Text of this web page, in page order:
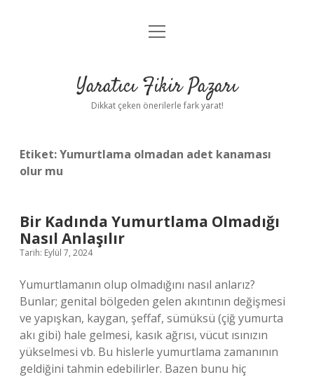
Anasayfa
Yasal Uyarı
menüyü
Yaratıcı Fikir Pazarı
Dikkat çeken önerilerle fark yarat!
Etiket:Yumurtlama olmadan adet kanaması
olur mu
Bir Kadında Yumurtlama Olmadığı
Nasıl Anlaşılır
Tarih: Eylül 7, 2024
Yumurtlamanın olup olmadığını nasıl anlarız?
Bunlar; genital bölgeden gelen akıntının değişmesi
ve yapışkan, kaygan, şeffaf, sümüksü (çiğ yumurta
akı gibi) hale gelmesi, kasık ağrısı, vücut ısınızın
yükselmesi vb. Bu hislerle yumurtlama zamanının
geldiğini tahmin edebilirler. Bazen bunu hiç